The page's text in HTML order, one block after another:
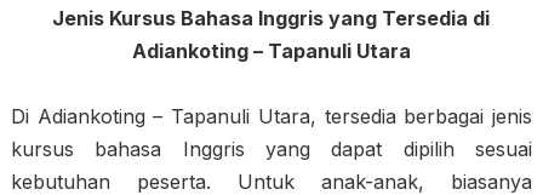
Jenis Kursus Bahasa Inggris yang Tersedia di
Adiankoting – Tapanuli Utara
Di Adiankoting – Tapanuli Utara, tersedia berbagai jenis
kursus bahasa Inggris yang dapat dipilih sesuai
kebutuhan peserta. Untuk anak-anak, biasanya